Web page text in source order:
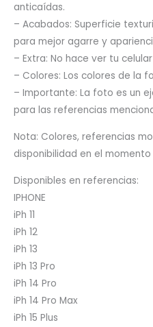
anticaídas.
– Acabados: Superficie
para mejor agarre y
– Extra: No hace ver tu
– Colores: Los colores de la
– Importante: La foto es un
para las referencias
Nota: Colores, referencias
disponibilidad en el
Disponibles en referencias:
IPHONE
iPh 11
iPh 12
iPh 13
iPh 13 Pro
iPh 14 Pro
iPh 14 Pro Max
iPh 15 Plus